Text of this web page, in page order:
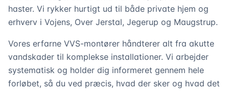
haster. Vi rykker hurtigt ud til både private hjem og
erhverv i Vojens, Over Jerstal, Jegerup og Maugstrup.
Vores erfarne VVS-montører håndterer alt fra akutte
vandskader til komplekse installationer. Vi arbejder
systematisk og holder dig informeret gennem hele
forløbet, så du ved præcis, hvad der sker og hvad det